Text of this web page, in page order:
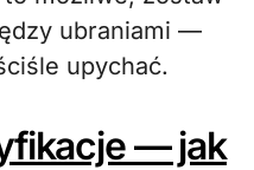
ubraniami —
upychać.
— jak